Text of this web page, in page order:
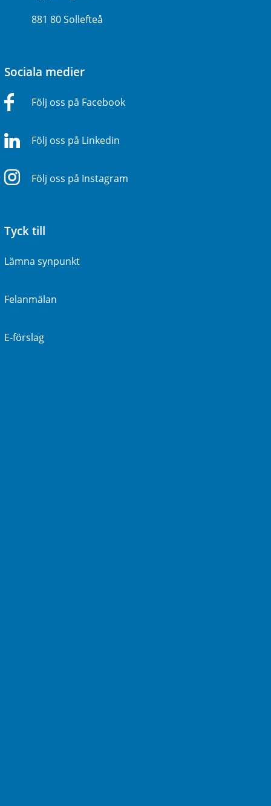
881 80 Sollefteå
Sociala medier
Följ oss på Facebook
Följ oss på Linkedin
Följ oss på Instagram
Tyck till
Lämna synpunkt
Felanmälan
E-förslag